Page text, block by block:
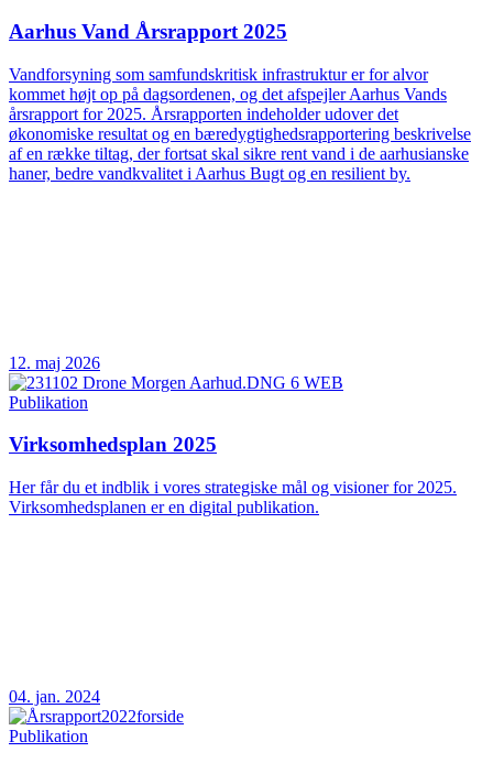
Aarhus Vand Årsrapport 2025
Vandforsyning som samfundskritisk infrastruktur er for alvor
kommet højt op på dagsordenen, og det afspejler Aarhus Vands
årsrapport for 2025. Årsrapporten indeholder udover det
økonomiske resultat og en bæredygtighedsrapportering beskrivelse
af en række tiltag, der fortsat skal sikre rent vand i de aarhusianske
haner, bedre vandkvalitet i Aarhus Bugt og en resilient by.
12. maj 2026
Publikation
Virksomhedsplan 2025
Her får du et indblik i vores strategiske mål og visioner for 2025.
Virksomhedsplanen er en digital publikation.
04. jan. 2024
Publikation